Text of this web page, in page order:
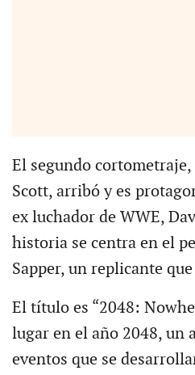
El segundo
Scott, arribó y es
ex luchador de WWE,
historia se centra en el
Sapper, un replicante
El título es “2048:
lugar en el año 2048, un
eventos que se